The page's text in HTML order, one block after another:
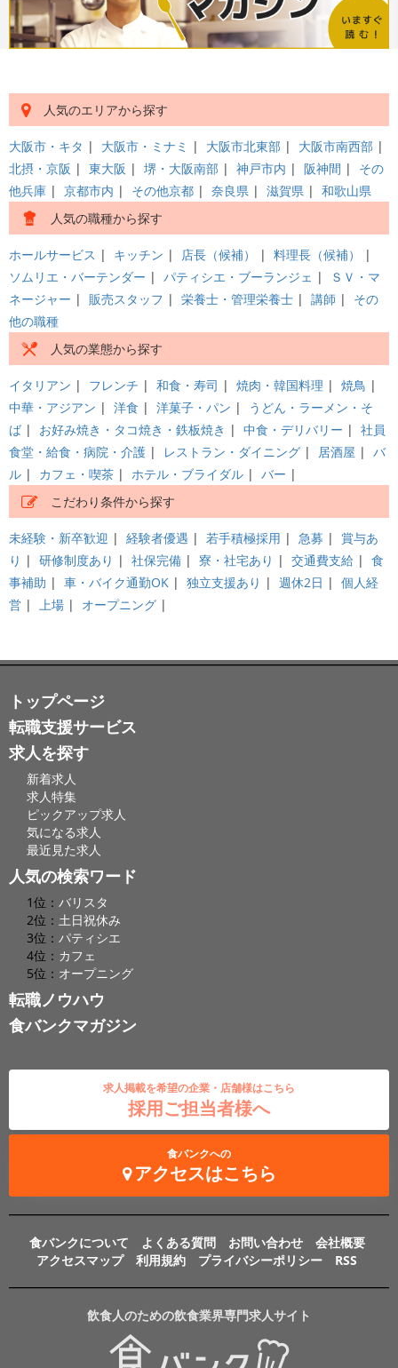
人気のエリアから探す
大阪市・キタ | 大阪市・ミナミ | 大阪市北東部 | 大阪市南西部 |
北摂・京阪 | 東大阪 | 堺・大阪南部 | 神戸市内 | 阪神間 | その
他兵庫 | 京都市内 | その他京都 | 奈良県 | 滋賀県 | 和歌山県
人気の職種から探す
ホールサービス | キッチン | 店長（候補） | 料理長（候補）
|
ソムリエ・バーテンダー | パティシエ・ブーランジェ |
ＳＶ・マ
ネージャー | 販売スタッフ | 栄養士・管理栄養士 | 講師 | その
他の職種
人気の業態から探す
イタリアン | フレンチ | 和食・寿司 | 焼肉・韓国料理 | 焼鳥 |
中華・アジアン | 洋食 | 洋菓子・パン |
うどん・ラーメン・そ
ば | お好み焼き・タコ焼き・鉄板焼き | 中食・デリバリー | 社員
食堂・給食・病院・介護 | レストラン・ダイニング | 居酒屋 | バ
ル | カフェ・喫茶 | ホテル・ブライダル | バー |
こだわり条件から探す
未経験・新卒歓迎 | 経験者優遇 | 若手積極採用 | 急募 | 賞与あ
り | 研修制度あり | 社保完備 | 寮・社宅あり | 交通費支給 | 食
事補助 | 車・バイク通勤OK | 独立支援あり | 週休2日 | 個人経
営 | 上場 | オープニング |
トップページ
転職支援サービス
求人を探す
新着求人
求人特集
ピックアップ求人
気になる求人
最近見た求人
人気の検索ワード
1位： バリスタ
2位： 土日祝休み
3位： パティシエ
4位： カフェ
5位： オープニング
転職ノウハウ
食バンクマガジン
求人掲載を希望の企業・店舗様はこちら
採用ご担当者様へ
食バンクへの
アクセスはこちら
食バンクについて よくある質問 お問い合わせ
会社概要
アクセスマップ
利用規約 プライバシーポリシー RSS
飲食人のための飲食業界専門求人サイト